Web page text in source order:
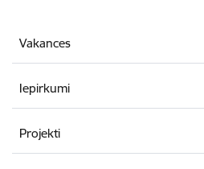
Vakances
Iepirkumi
Projekti